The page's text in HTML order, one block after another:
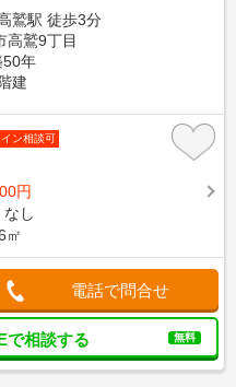
鷲駅 徒歩3分
高鷲9丁目
50年
建
ン相談可
円
なし
㎡
電話で問合せ
で相談する 無料